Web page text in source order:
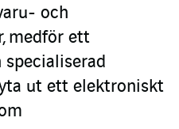
och
medför ett
specialiserad
ut ett elektroniskt